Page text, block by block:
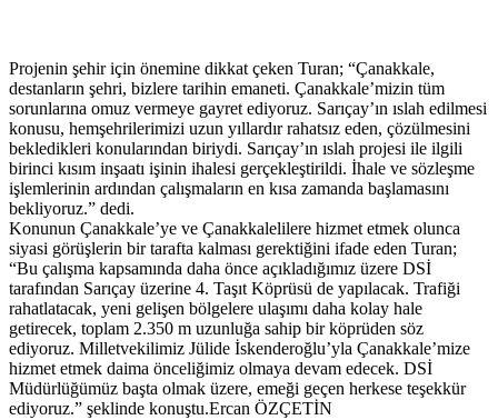
Projenin şehir için önemine dikkat çeken Turan; “Çanakkale,
destanların şehri, bizlere tarihin emaneti. Çanakkale’mizin tüm
sorunlarına omuz vermeye gayret ediyoruz. Sarıçay’ın ıslah edilmesi
konusu, hemşehrilerimizi uzun yıllardır rahatsız eden, çözülmesini
bekledikleri konularından biriydi. Sarıçay’ın ıslah projesi ile ilgili
birinci kısım inşaatı işinin ihalesi gerçekleştirildi. İhale ve sözleşme
işlemlerinin ardından çalışmaların en kısa zamanda başlamasını
bekliyoruz.” dedi.
Konunun Çanakkale’ye ve Çanakkalelilere hizmet etmek olunca
siyasi görüşlerin bir tarafta kalması gerektiğini ifade eden Turan;
“Bu çalışma kapsamında daha önce açıkladığımız üzere DSİ
tarafından Sarıçay üzerine 4. Taşıt Köprüsü de yapılacak. Trafiği
rahatlatacak, yeni gelişen bölgelere ulaşımı daha kolay hale
getirecek, toplam 2.350 m uzunluğa sahip bir köprüden söz
ediyoruz. Milletvekilimiz Jülide İskenderoğlu’yla Çanakkale’mize
hizmet etmek daima önceliğimiz olmaya devam edecek. DSİ
Müdürlüğümüz başta olmak üzere, emeği geçen herkese teşekkür
ediyoruz.” şeklinde konuştu.Ercan ÖZÇETİN